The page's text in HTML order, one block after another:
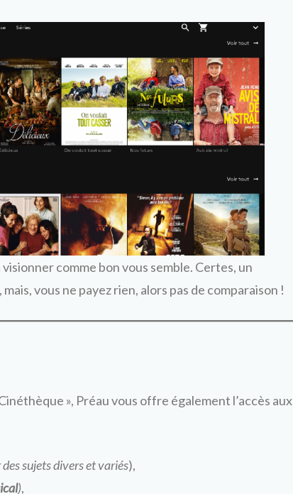
visionner comme bon vous semble. Certes, un
vous ne payez rien, alors pas de comparaison !
», Préau vous offre également l’accès aux
sujets divers et variés),
),